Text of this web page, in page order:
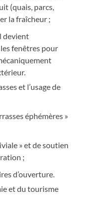
(quais, parcs,
la fraîcheur ;
devient
fenêtres pour
et l’usage de
éphémères »
» et de soutien
;
d’ouverture.
et du tourisme